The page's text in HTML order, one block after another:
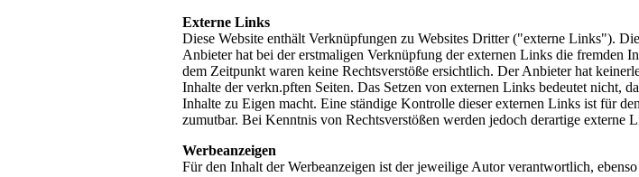
Externe Links
Diese Website enthält Verknüpfungen zu Websites Dritter ("externe Links").
Anbieter hat bei der erstmaligen Verknüpfung der externen Links die fremden
dem Zeitpunkt waren keine Rechtsverstöße ersichtlich. Der Anbieter hat
Inhalte der verkn.pften Seiten. Das Setzen von externen Links bedeutet nicht,
Inhalte zu Eigen macht. Eine ständige Kontrolle dieser externen Links ist für
zumutbar. Bei Kenntnis von Rechtsverstößen werden jedoch derartige externe
Werbeanzeigen
Für den Inhalt der Werbeanzeigen ist der jeweilige Autor verantwortlich,